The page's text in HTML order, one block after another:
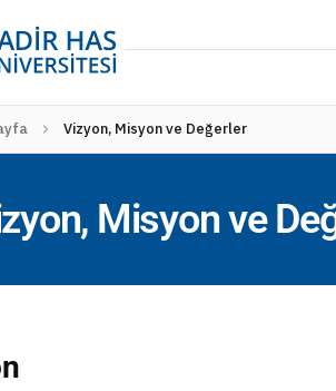
Vizyon, Misyon ve Değerler
Misyon ve